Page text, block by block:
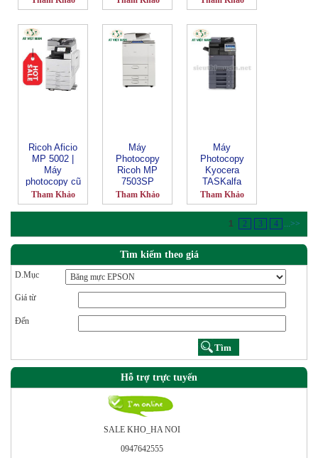
Ricoh Aficio
MP 5002 |
Máy
photocopy cũ
giá rẻ
Tham Khảo
Máy
Photocopy
Ricoh MP
7503SP
Tham Khảo
Máy
Photocopy
Kyocera
TASKalfa
3011i/3511i
Tham Khảo
1 2 3 4 ...>>
Tìm kiếm theo giá
D.Mục
Giá từ
Đến
Hỗ trợ trực tuyến
SALE KHO_HA NOI
0947642555